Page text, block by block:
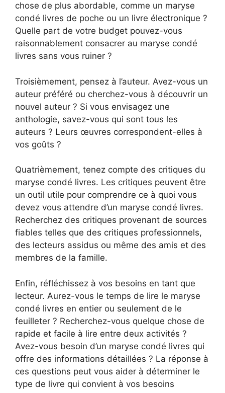
chose de plus abordable, comme un maryse
condé livres de poche ou un livre électronique ?
Quelle part de votre budget pouvez-vous
raisonnablement consacrer au maryse condé
livres sans vous ruiner ?
Troisièmement, pensez à l’auteur. Avez-vous un
auteur préféré ou cherchez-vous à découvrir un
nouvel auteur ? Si vous envisagez une
anthologie, savez-vous qui sont tous les
auteurs ? Leurs œuvres correspondent-elles à
vos goûts ?
Quatrièmement, tenez compte des critiques du
maryse condé livres. Les critiques peuvent être
un outil utile pour comprendre ce à quoi vous
devez vous attendre d’un maryse condé livres.
Recherchez des critiques provenant de sources
fiables telles que des critiques professionnels,
des lecteurs assidus ou même des amis et des
membres de la famille.
Enfin, réfléchissez à vos besoins en tant que
lecteur. Aurez-vous le temps de lire le maryse
condé livres en entier ou seulement de le
feuilleter ? Recherchez-vous quelque chose de
rapide et facile à lire entre deux activités ?
Avez-vous besoin d’un maryse condé livres qui
offre des informations détaillées ? La réponse à
ces questions peut vous aider à déterminer le
type de livre qui convient à vos besoins